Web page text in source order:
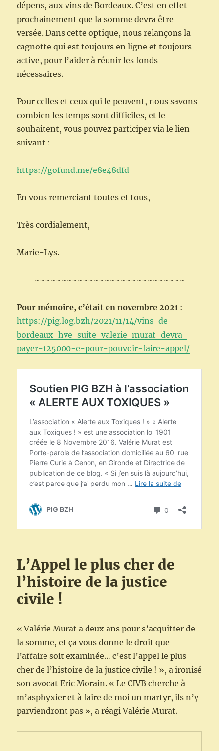
dépens, aux vins de Bordeaux. C’est en effet
prochainement que la somme devra être
versée. Dans cette optique, nous relançons la
cagnotte qui est toujours en ligne et toujours
active, pour l’aider à réunir les fonds
nécessaires.
Pour celles et ceux qui le peuvent, nous savons
combien les temps sont difficiles, et le
souhaitent, vous pouvez participer via le lien
suivant :
https://gofund.me/e8e48dfd
En vous remerciant toutes et tous,
Très cordialement,
Marie-Lys.
~~~~~~~~~~~~~~~~~~~~~~~~~~~~
Pour mémoire, c’était en novembre 2021 :
https://pig.log.bzh/2021/11/14/vins-de-
bordeaux-hve-suite-valerie-murat-devra-
payer-125000-e-pour-pouvoir-faire-appel/
L’Appel le plus cher de
l’histoire de la justice
civile !
« Valérie Murat a deux ans pour s’acquitter de
la somme, et ça vous donne le droit que
l’affaire soit examinée… c’est l’appel le plus
cher de l’histoire de la justice civile ! », a ironisé
son avocat Eric Morain. « Le CIVB cherche à
m’asphyxier et à faire de moi un martyr, ils n’y
parviendront pas », a réagi Valérie Murat.